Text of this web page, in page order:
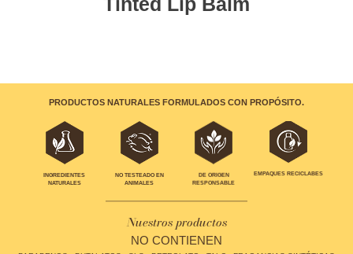
PRODUCTOS NATURALES FORMULADOS CON PROPÓSITO.
INGREDIENTES
NATURALES
NO TESTEADO EN
ANIMALES
DE ORIGEN
RESPONSABLE
EMPAQUES RECICLABES
Nuestros productos
NO CONTIENEN